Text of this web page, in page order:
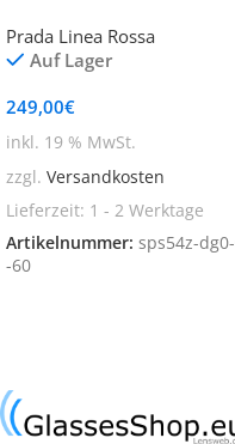
Prada Linea Rossa
Auf Lager
249,00€
inkl. 19 % MwSt.
zzgl. Versandkosten
Lieferzeit: 1 - 2 Werktage
Artikelnummer: sps54z-
-60